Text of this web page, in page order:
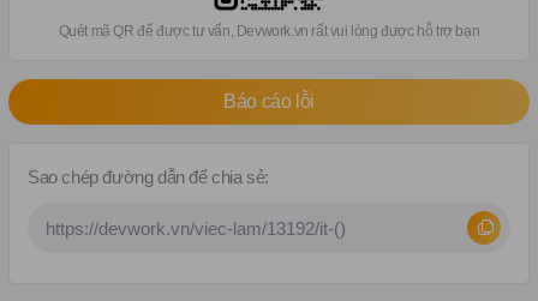
Quét mã QR để được tư vấn, Devwork.vn rất vui lòng được hỗ trợ bạn
Báo cáo lỗi
Sao chép đường dẫn để chia sẻ: